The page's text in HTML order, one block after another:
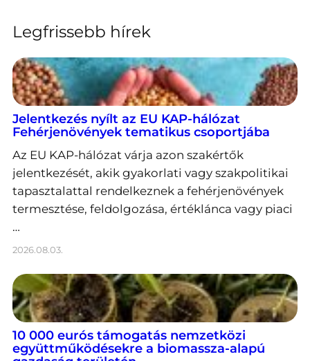
Legfrissebb hírek
Jelentkezés nyílt az EU KAP-hálózat
Fehérjenövények tematikus csoportjába
Az EU KAP-hálózat várja azon szakértők
jelentkezését, akik gyakorlati vagy szakpolitikai
tapasztalattal rendelkeznek a fehérjenövények
termesztése, feldolgozása, értéklánca vagy piaci
…
2026.08.03.
10 000 eurós támogatás nemzetközi
együttműködésekre a biomassza-alapú